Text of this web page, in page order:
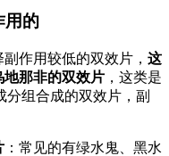
用的
作用较低的双效片， 这
那非的双效片 ，这类是
分组合成的双效片，副
：常见的有绿水鬼、黑水